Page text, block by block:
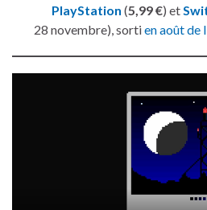
PlayStation (5,99 €) et
28 novembre), sortien août de